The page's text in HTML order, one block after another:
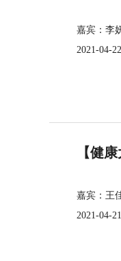
嘉宾：李
2021-04-
【健
嘉宾：王
2021-04-